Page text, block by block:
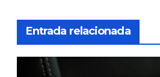
Entrada relacionada